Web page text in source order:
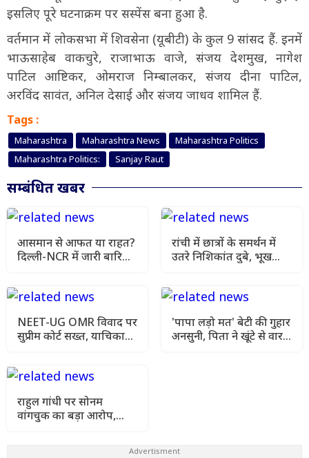
इसलिए पूरे घटनाक्रम पर सस्पेंस बना हुआ है.
वर्तमान में लोकसभा में शिवसेना (यूबीटी) के कुल 9 सांसद हैं. इनमें
भाऊसाहेब वाकचुरे, राजाभाऊ वाजे, संजय देशमुख, नागेश
पाटिल आष्टिकर, ओमराज निम्बालकर, संजय दीना पाटिल,
अरविंद सावंत, अनिल देसाई और संजय जाधव शामिल हैं.
Tags :
Maharashtra Maharashtra News
Maharashtra Politics
Maharashtra Politics:
Sanjay Raut
सम्बंधित खबर
आसमान से आफत या राहत?
दिल्ली-NCR में जारी बारिश
रांची में छात्रों के समर्थन में
उतरे निशिकांत दुबे, भूख
NEET-UG OMR विवाद पर
सुप्रीम कोर्ट सख्त, याचिका
'पापा लड़ो मत' बेटी की गुहार
अनसुनी, पिता ने खूंटे से वार
राहुल गांधी पर सोनम
वांगचुक का बड़ा आरोप,